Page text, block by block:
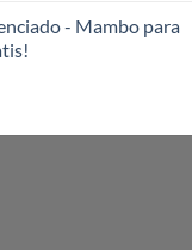
- Mambo para